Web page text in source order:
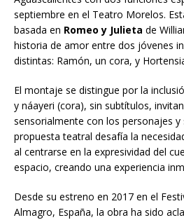
septiembre en el Teatro Morelos.
basada en Romeo y Julieta de
historia de amor entre dos jóvenes
distintas: Ramón, un cora, y
El montaje se distingue por la
y náayeri (cora), sin subtítulos,
sensorialmente con los personajes y
propuesta teatral desafía la
al centrarse en la expresividad del
espacio, creando una experiencia
Desde su estreno en 2017 en el
Almagro, España, la obra ha sido